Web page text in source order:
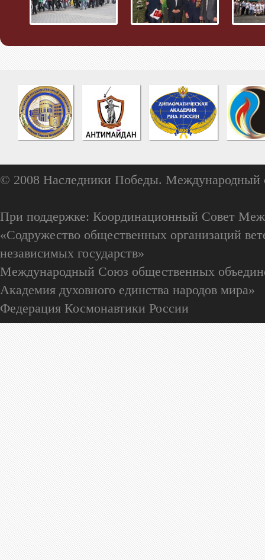
© 2008 Наследники Победы. Международный
При поддержке: Координационный Совет
«Содружество общественных организаций
независимых государств»
Международный Союз общественных
Академия духовного единства народов мира»
Федерация Космонавтики России